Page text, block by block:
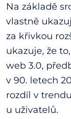
Na základě
vlastně
za křivkou
ukazuje, že
web 3.0,
v 90. letech
rozdíl v
u uživatelů.